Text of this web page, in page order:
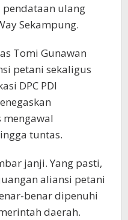
ulang
Sekampung.
Tomi Gunawan
petani sekaligus
DPC PDI
tuntas.
janji. Yang pasti,
aliansi petani
benar dipenuhi
daerah.